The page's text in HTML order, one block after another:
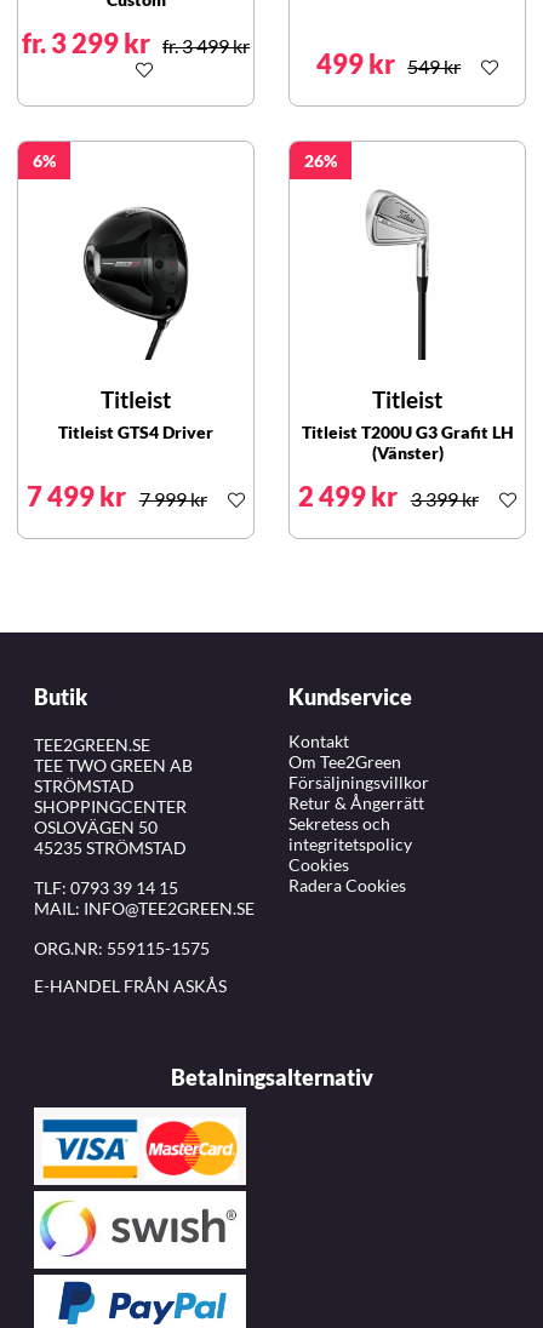
fr. 3 299 kr fr. 3 499 kr
499 kr 549 kr
6
Titleist
Titleist GTS4 Driver
7 499 kr 7 999 kr
26
Titleist
Titleist T200U G3 Grafit LH
(Vänster)
2 499 kr 3 399 kr
Butik
TEE2GREEN.SE
TEE TWO GREEN AB
STRÖMSTAD
SHOPPINGCENTER
OSLOVÄGEN 50
45235 STRÖMSTAD
TLF: 0793 39 14 15
MAIL: INFO@TEE2GREEN.SE
ORG.NR: 559115-1575
E-HANDEL FRÅN ASKÅS
Kundservice
Kontakt
Om Tee2Green
Försäljningsvillkor
Retur & Ångerrätt
Sekretess och
integritetspolicy
Cookies
Radera Cookies
Betalningsalternativ